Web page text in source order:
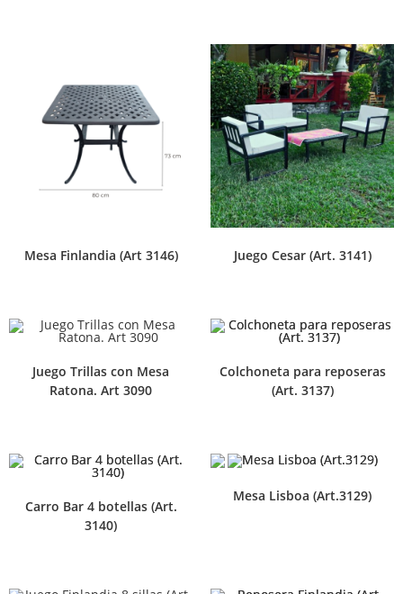
Mesa Finlandia (Art 3146) Juego Cesar (Art. 3141)
Juego Trillas con Mesa
Ratona. Art 3090
Colchoneta para reposeras
(Art. 3137)
Carro Bar 4 botellas (Art.
3140)
Mesa Lisboa (Art.3129)